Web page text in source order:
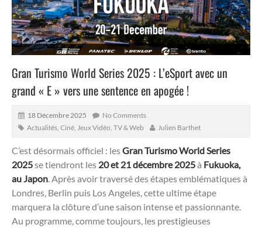
Gran Turismo World Series 2025 : L’eSport avec un
grand « E » vers une sentence en apogée !
18 Décembre 2025
No Comments
Actualités Ciné, Jeux Vidéo, TV & Web Julien Barthet
C’est désormais officiel : lesGran Turismo World Series
2025se tiendront les 20 et 21 décembre 2025à Fukuoka,
au Japon.Après avoir traversé des étapes emblématiques à
Londres, Berlin puis Los Angeles, cette ultime étape
marquera la clôture d’une saison intense et passionnante.
Au programme, comme toujours, les prestigieuses